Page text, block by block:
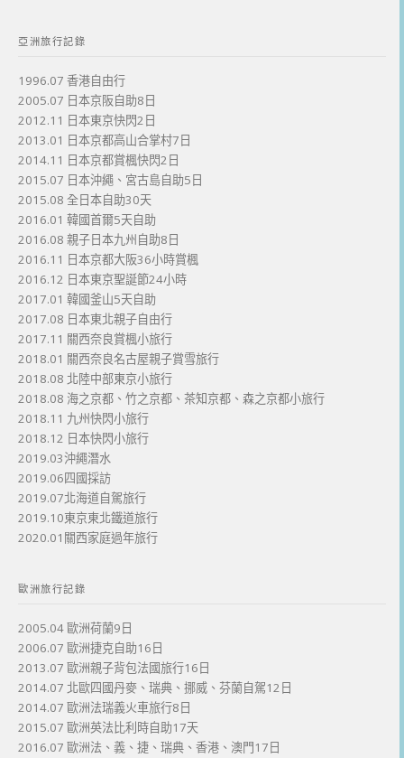
亞洲旅行記錄
1996.07 香港自由行
2005.07 日本京阪自助8日
2012.11 日本東京快閃2日
2013.01 日本京都高山合掌村7日
2014.11 日本京都賞楓快閃2日
2015.07 日本沖繩、宮古島自助5日
2015.08 全日本自助30天
2016.01 韓國首爾5天自助
2016.08 親子日本九州自助8日
2016.11 日本京都大阪36小時賞楓
2016.12 日本東京聖誕節24小時
2017.01 韓國釜山5天自助
2017.08 日本東北親子自由行
2017.11 關西奈良賞楓小旅行
2018.01 關西奈良名古屋親子賞雪旅行
2018.08 北陸中部東京小旅行
2018.08 海之京都、竹之京都、茶知京都、森之京都小旅行
2018.11 九州快閃小旅行
2018.12 日本快閃小旅行
2019.03沖繩潛水
2019.06四國採訪
2019.07北海道自駕旅行
2019.10東京東北鐵道旅行
2020.01關西家庭過年旅行
歐洲旅行記錄
2005.04 歐洲荷蘭9日
2006.07 歐洲捷克自助16日
2013.07 歐洲親子背包法國旅行16日
2014.07 北歐四國丹麥、瑞典、挪威、芬蘭自駕12日
2014.07 歐洲法瑞義火車旅行8日
2015.07 歐洲英法比利時自助17天
2016.07 歐洲法、義、捷、瑞典、香港、澳門17日